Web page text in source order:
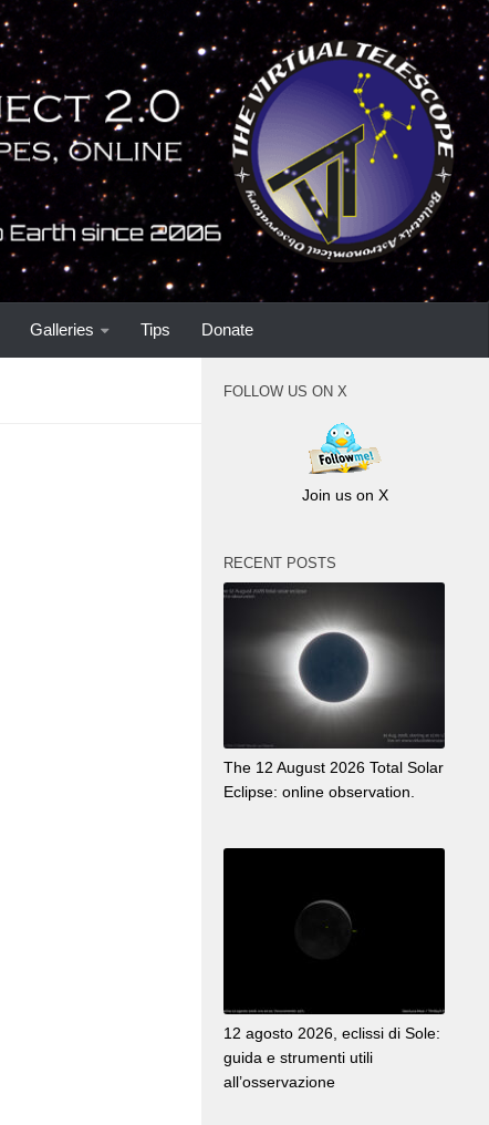
Galleries Tips Donate
FOLLOW US ON X
Join us on X
RECENT POSTS
The 12 August 2026 Total Solar
Eclipse: online observation.
12 agosto 2026, eclissi di Sole:
guida e strumenti utili
all’osservazione